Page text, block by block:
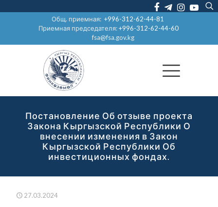
Общ. приемная:+996-312-62-44-81
Приемная председателя:+996-312-62-44-60
fsa@fsa.gov.kg
Постановление Об отзыве проекта
Закона Кыргызской Республики О
внесении изменения в Закон
Кыргызской Республики Об
инвестиционных фондах.
27.03.2024